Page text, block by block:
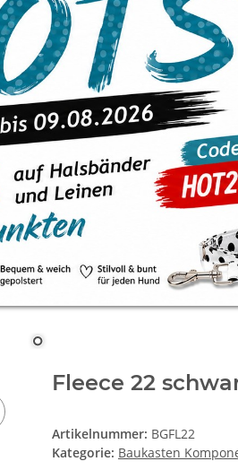
Fleece 22
Artikelnummer: BGFL22
Kategorie: Baukasten